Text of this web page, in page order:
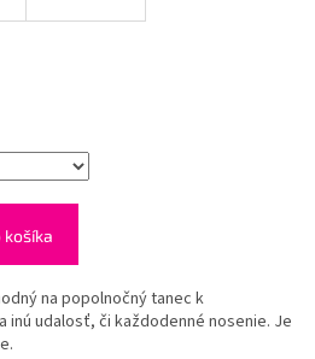
košíka
na popolnočný tanec k
inú udalosť, či každodenné nosenie. Je